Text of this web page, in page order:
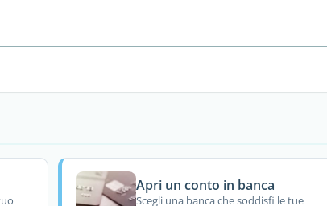
Apri un conto in banca
Scegli una banca che soddisfi le tue